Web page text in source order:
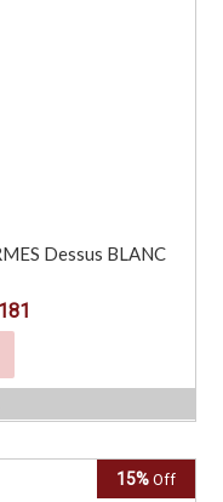
Dessus BLANC
15% Off